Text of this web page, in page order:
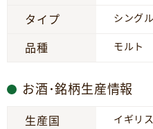
タイプ シング
品種 モルト
お酒･銘柄生産情報
生産国 イギリス